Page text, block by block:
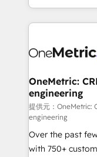
the UK, we
smarter
Iberia (Spain &
growth. Our
that simplify
turn innovation into real
HubSpot Partner
Award: Best
projects • Clients
OneMetric:
engineering
提供元：OneMetric:
engineering
Over the past
with 750+